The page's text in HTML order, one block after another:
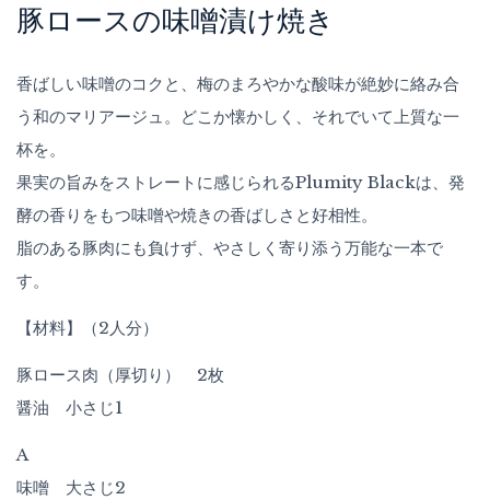
豚ロースの味噌漬け焼き
香ばしい味噌のコクと、梅のまろやかな酸味が絶妙に絡み合
う和のマリアージュ。どこか懐かしく、それでいて上質な一
杯を。
果実の旨みをストレートに感じられるPlumity Blackは、発
酵の香りをもつ味噌や焼きの香ばしさと好相性。
脂のある豚肉にも負けず、やさしく寄り添う万能な一本で
す。
【材料】（2人分）
豚ロース肉（厚切り） 2枚
醤油 小さじ1
A
味噌 大さじ2